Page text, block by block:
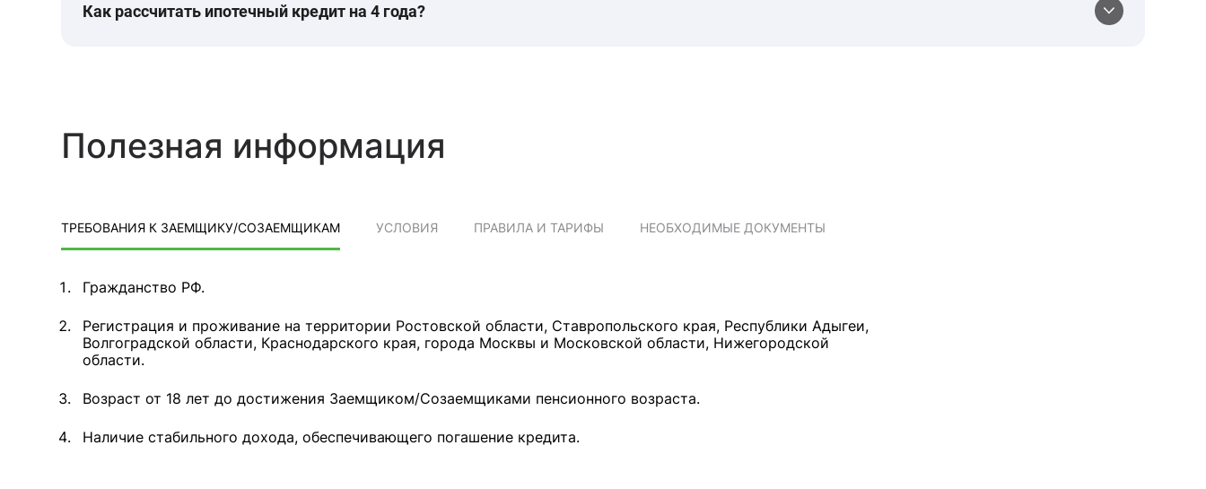
Как рассчитать ипотечный кредит на 4 года?
Полезная информация
ТРЕБОВАНИЯ К ЗАЕМЩИКУ/СОЗАЕМЩИКАМ УСЛОВИЯ ПРАВИЛА И ТАРИФЫ НЕОБХОДИМЫЕ ДОКУМЕНТЫ
Гражданство РФ.
Регистрация и проживание на территории Ростовской области, Ставропольского края, Республики Адыгеи,
Волгоградской области, Краснодарского края, города Москвы и Московской области, Нижегородской
области.
Возраст от 18 лет до достижения Заемщиком/Созаемщиками пенсионного возраста.
Наличие стабильного дохода, обеспечивающего погашение кредита.